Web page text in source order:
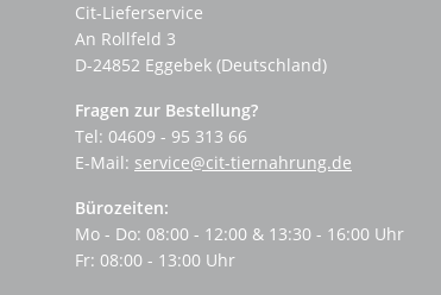
Cit-Lieferservice
An Rollfeld 3
D-24852 Eggebek (Deutschland)
Fragen zur Bestellung?
Tel: 04609 - 95 313 66
E-Mail: service@cit-tiernahrung.de
Bürozeiten:
Mo - Do: 08:00 - 12:00 & 13:30 - 16:00 Uhr
Fr: 08:00 - 13:00 Uhr